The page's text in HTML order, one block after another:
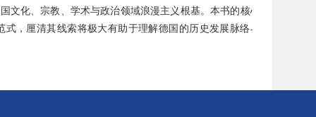
化、宗教、学术与政治领域浪漫主义根基。本书的核心观
，厘清其线索将极大有助于理解德国的历史发展脉络与现